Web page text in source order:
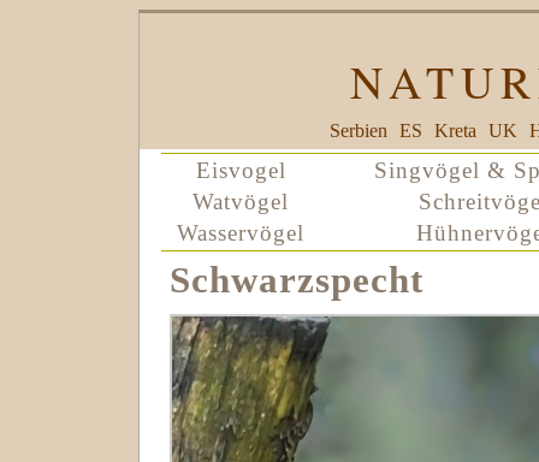
Serbien ES Kreta UK
Eisvogel
Singvögel &
Watvögel
Wasservögel
Schwarzspecht